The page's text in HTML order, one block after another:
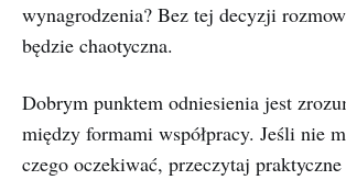
wynagrodzenia? Bez tej decyzji
będzie chaotyczna.
Dobrym punktem odniesienia jest
między formami współpracy. Jeśli nie
czego oczekiwać, przeczytaj